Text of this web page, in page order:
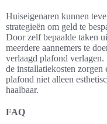
Huiseigenaren kunnen
strategieën om geld te
Door zelf bepaalde taken
meerdere aannemers te
verlaagd plafond
de installatiekosten zorgen
plafond niet alleen
haalbaar.
FAQ